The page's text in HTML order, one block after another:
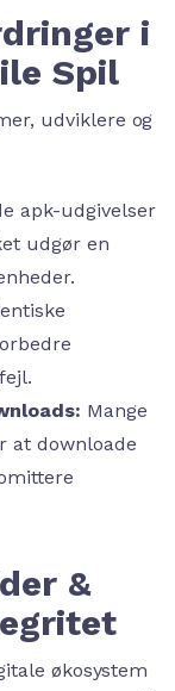
i
Spil
udviklere og
apk-udgivelser
udgør en
Mange
at downloade
&
økosystem